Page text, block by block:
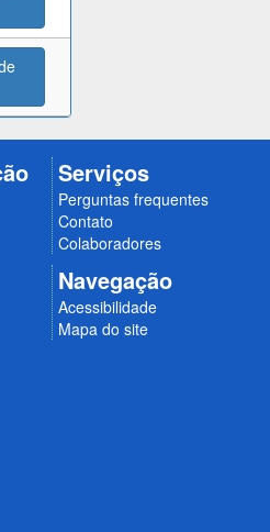
Serviços
Perguntas frequentes
Contato
Colaboradores
Navegação
Acessibilidade
Mapa do site